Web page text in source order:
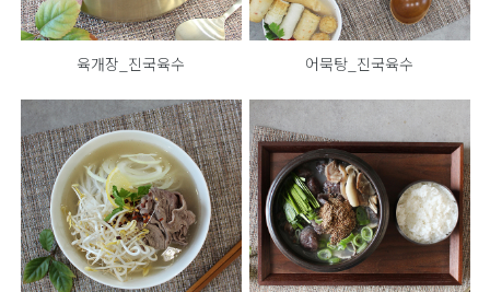
육개장_진국육수 어묵탕_진국육수